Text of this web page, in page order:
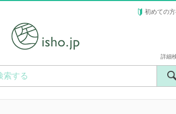
初めての
詳細